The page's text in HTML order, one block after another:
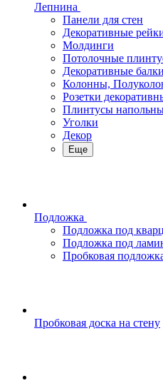
Лепнина
Панели для стен
Декоративные
Молдинги
Потолочные
Декоративные
Колонны,
Розетки
Плинтусы
Уголки
Декор
Еще
Подложка
Подложка под
Подложка под
Пробковая
Пробковая доска на стену